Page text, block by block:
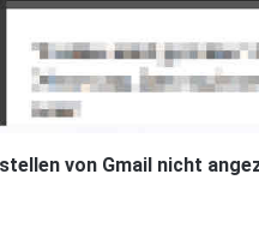
von Gmail nicht